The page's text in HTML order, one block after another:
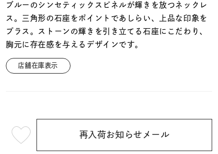
メンズ
リングサイズ
～
価格
ブルーのシンセティックスピネルが輝きを放つネックレ
ス。三角形の石座をポイントであしらい、上品な印象を
プラス。ストーンの輝きを引き立てる石座にこだわり、
胸元に存在感を与えるデザインです。
店舗在庫表示
¥19,800 (tax
再入荷お知らせメール